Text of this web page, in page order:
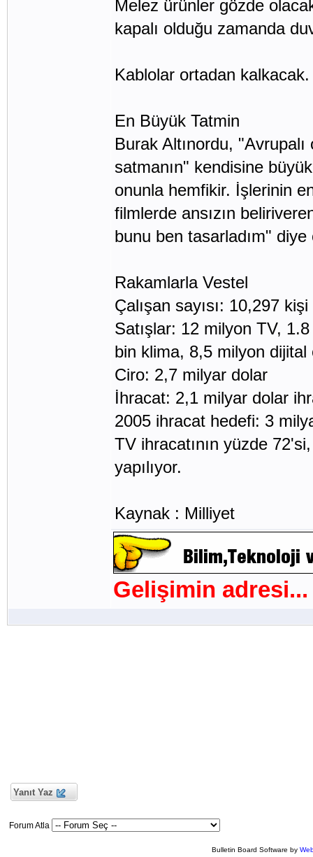
Melez ürünler gözde
kapalı olduğu zamanda
Kablolar ortadan kalkacak.
En Büyük Tatmin
Burak Altınordu,
satmanın" kendisine
onunla hemfikir. İşlerinin
filmlerde ansızın
bunu ben tasarladım"
Rakamlarla Vestel
Çalışan sayısı: 10,297 kişi
Satışlar: 12 milyon TV,
bin klima, 8,5 milyon
Ciro: 2,7 milyar dolar
İhracat: 2,1 milyar dolar
2005 ihracat hedefi: 3
TV ihracatının yüzde
yapılıyor.
Kaynak : Milliyet
Gelişimin adresi...
Yanıt Yaz
Forum Atla
Bulletin Board Software by